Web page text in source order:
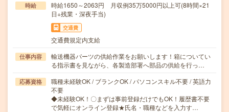
時給
時給1650～2063円 月収例35万5000円以上可(8時間×21
日+残業・深夜手当)
交通費
交通費規定内支給
仕事内容
輸送機器パーツの供給作業をお願いします！箱についてい
る指示書を見ながら、各製造部署へ部品の供給を行っ…
応募資格
職種未経験OK / ブランクOK / パソコンスキル不要 / 英語力
不要
◆未経験OK！〇まずは事前登録だけでもOK！履歴書不要
で気軽にオンライン登録★氏名・職種などを入力す…